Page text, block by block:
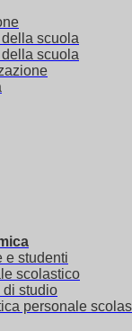
della scuola
della scuola
e studenti
scolastico
di studio
personale